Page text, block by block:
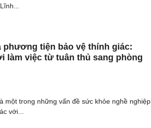
phương tiện bảo vệ thính giác:
làm việc từ tuân thủ sang phòng
một trong những vấn đề sức khỏe nghề nghiệp
với...